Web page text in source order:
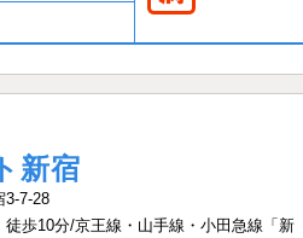
新宿
3-7-28
徒歩10分/京王線・山手線・小田急線「新